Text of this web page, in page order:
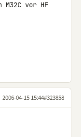
vor HF
2006-04-15 15:44#323858